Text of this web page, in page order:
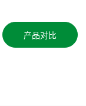
产品对比